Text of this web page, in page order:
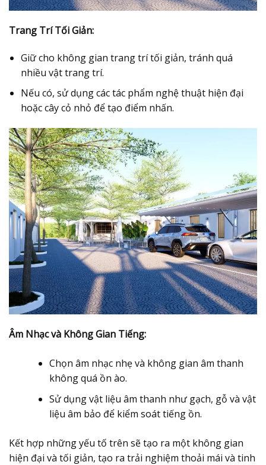
Trang Trí Tối Giản:
Giữ cho không gian trang trí tối giản, tránh quá
nhiều vật trang trí.
Nếu có, sử dụng các tác phẩm nghệ thuật hiện đại
hoặc cây cỏ nhỏ để tạo điểm nhấn.
Âm Nhạc và Không Gian Tiếng:
Chọn âm nhạc nhẹ và không gian âm thanh
không quá ồn ào.
Sử dụng vật liệu âm thanh như gạch, gỗ và vật
liệu âm bảo để kiểm soát tiếng ồn.
Kết hợp những yếu tố trên sẽ tạo ra một không gian
hiện đại và tối giản, tạo ra trải nghiệm thoải mái và tinh